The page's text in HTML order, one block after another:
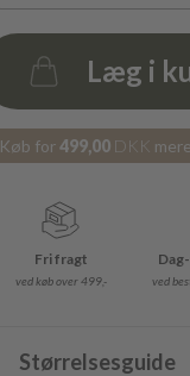
Antal
Læg i
Køb for499,00 DKK
Fri fragt
ved køb over 499,- ved
Størrelsesguide